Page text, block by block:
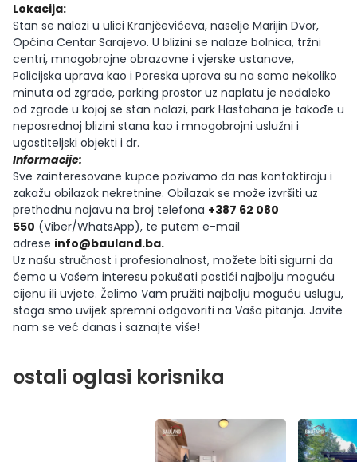
Lokacija:
Stan se nalazi u ulici Kranjčevićeva, naselje Marijin Dvor,
Općina Centar Sarajevo. U blizini se nalaze bolnica, tržni
centri, mnogobrojne obrazovne i vjerske ustanove,
Policijska uprava kao i Poreska uprava su na samo nekoliko
minuta od zgrade, parking prostor uz naplatu je nedaleko
od zgrade u kojoj se stan nalazi, park Hastahana je takođe u
neposrednoj blizini stana kao i mnogobrojni uslužni i
ugostiteljski objekti i dr.
Informacije:
Sve zainteresovane kupce pozivamo da nas kontaktiraju i
zakažu obilazak nekretnine. Obilazak se može izvršiti uz
prethodnu najavu na broj telefona +387 62 080
550 (Viber/WhatsApp), te putem e-mail
adrese info@bauland.ba.
Uz našu stručnost i profesionalnost, možete biti sigurni da
ćemo u Vašem interesu pokušati postići najbolju moguću
cijenu ili uvjete. Želimo Vam pružiti najbolju moguću uslugu,
stoga smo uvijek spremni odgovoriti na Vaša pitanja. Javite
nam se već danas i saznajte više!
ostali oglasi korisnika